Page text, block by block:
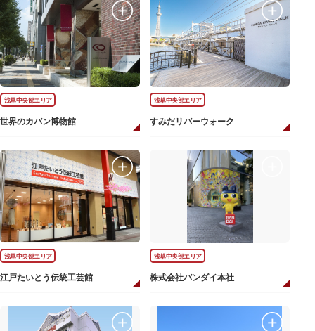
浅草中央部エリア
世界のカバン博物館
浅草中央部エリア
すみだリバーウォーク
浅草中央部エリア
江戸たいとう伝統工芸館
浅草中央部エリア
株式会社バンダイ本社